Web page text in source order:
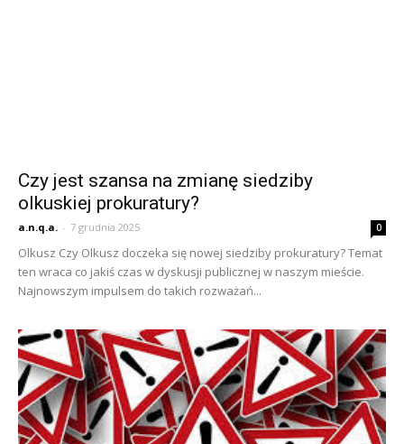
Czy jest szansa na zmianę siedziby
olkuskiej prokuratury?
a.n.q.a. - 7 grudnia 2025 0
Olkusz Czy Olkusz doczeka się nowej siedziby prokuratury? Temat
ten wraca co jakiś czas w dyskusji publicznej w naszym mieście.
Najnowszym impulsem do takich rozważań...